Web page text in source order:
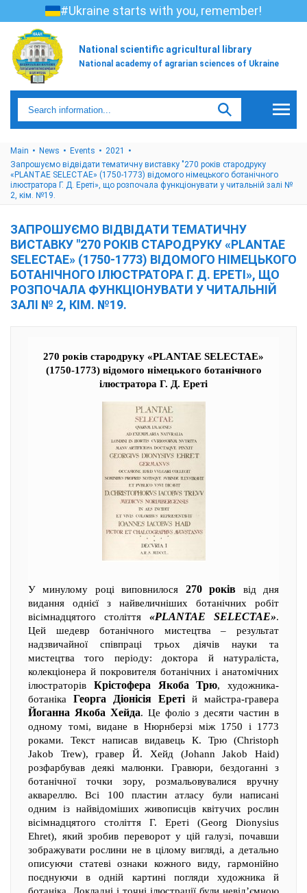
#Ukraine starts with you, remember!
National scientific agricultural library
National academy of agrarian sciences of Ukraine
Main News Events
2021
Запрошуємо відвідати тематичну виставку "270 років стародруку
«PLANTAE SELECTAE» (1750-1773) відомого німецького ботанічного
ілюстратора Г. Д. Ереті», що розпочала функціонувати у читальній залі №
2, кім. №19.
ЗАПРОШУЄМО ВІДВІДАТИ ТЕМАТИЧНУ
ВИСТАВКУ "270 РОКІВ СТАРОДРУКУ «PLANTAE
SELECTAE» (1750-1773) ВІДОМОГО НІМЕЦЬКОГО
БОТАНІЧНОГО ІЛЮСТРАТОРА Г. Д. ЕРЕТІ», ЩО
РОЗПОЧАЛА ФУНКЦІОНУВАТИ У ЧИТАЛЬНІЙ
ЗАЛІ № 2, КІМ. №19.
270 років стародруку «PLANTAE SELECTAE»
(1750-1773) відомого німецького ботанічного
ілюстратора Г. Д. Ереті
У минулому році виповнилося 270 років від дня
видання однієї з найвеличніших ботанічних робіт
вісімнадцятого століття «PLANTAE SELECTAE».
Цей шедевр ботанічного мистецтва – результат
надзвичайної співпраці трьох діячів науки та
мистецтва того періоду: доктора й натураліста,
колекціонера й покровителя ботанічних і анатомічних
ілюстраторів Крістофера Якоба Трю, художника-
ботаніка Георга Діонісія Ереті й майстра-гравера
Йоганна Якоба Хейда. Це фоліо з десяти частин в
одному томі, видане в Нюрнберзі між 1750 і 1773
роками. Текст написав видавець К. Трю (Christoph
Jakob Trew), гравер Й. Хейд (Johann Jakob Haid)
розфарбував деякі малюнки. Гравюри, бездоганні з
ботанічної точки зору, розмальовувалися вручну
аквареллю. Всі 100 пластин атласу були написані
одним із найвідоміших живописців квітучих рослин
вісімнадцятого століття Г. Ереті (Georg Dionysius
Ehret), який зробив переворот у цій галузі, почавши
зображувати рослини не в цілому вигляді, а детально
описуючи статеві ознаки кожного виду, гармонійно
поєднуючи в одній картині погляди художника й